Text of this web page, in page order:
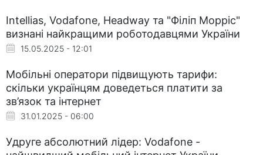
Intellias, Vodafone, Headway та "Філіп Морріс"
визнані найкращими роботодавцями України
15.05.2025 - 12:01
Мобільні оператори підвищують тарифи:
скільки українцям доведеться платити за
зв’язок та інтернет
31.01.2025 - 06:00
Удруге абсолютний лідер: Vodafone -